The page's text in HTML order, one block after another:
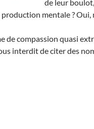
de leur boulot,
mentale ? Oui,
de compassion quasi
interdit de citer des